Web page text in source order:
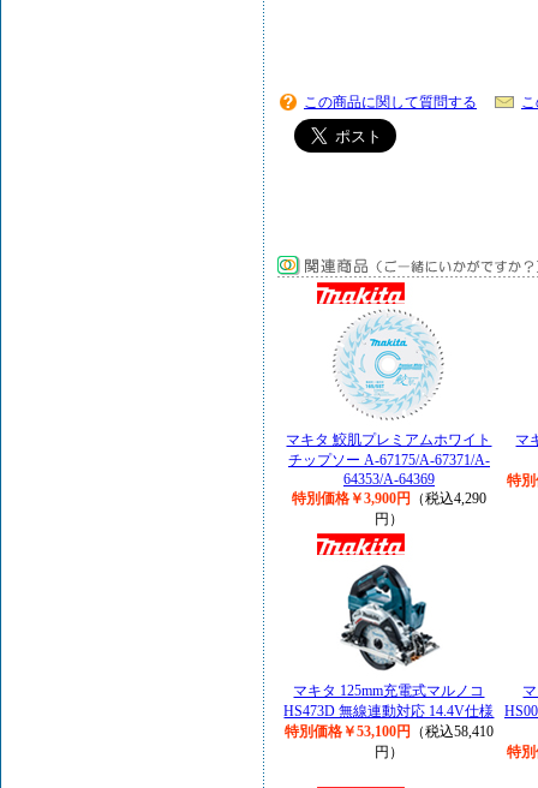
この商品に関して質問する
マキタ 鮫肌プレミアムホワイト
チップソー A-67175/A-67371/A-
64353/A-64369
特別価格￥3,900円
（税込4,290
円）
マ
特別
マキタ 125mm充電式マルノコ
HS473D 無線連動対応 14.4V仕様
特別価格￥53,100円
（税込58,410
円）
特別